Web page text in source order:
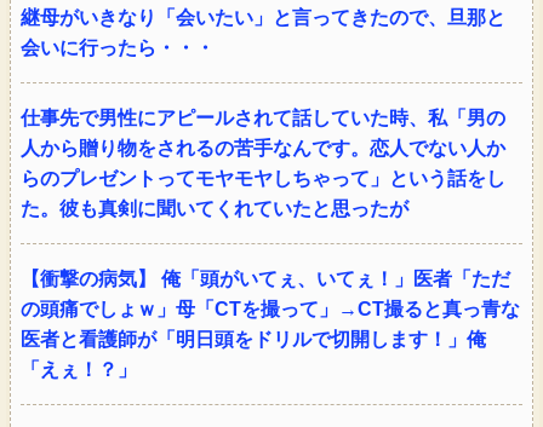
継母がいきなり「会いたい」と言ってきたので、旦那と
会いに行ったら・・・
仕事先で男性にアピールされて話していた時、私「男の
人から贈り物をされるの苦手なんです。恋人でない人か
らのプレゼントってモヤモヤしちゃって」という話をし
た。彼も真剣に聞いてくれていたと思ったが
【衝撃の病気】 俺「頭がいてぇ、いてぇ！」医者「ただ
の頭痛でしょｗ」母「CTを撮って」→CT撮ると真っ青な
医者と看護師が「明日頭をドリルで切開します！」俺
「えぇ！？」